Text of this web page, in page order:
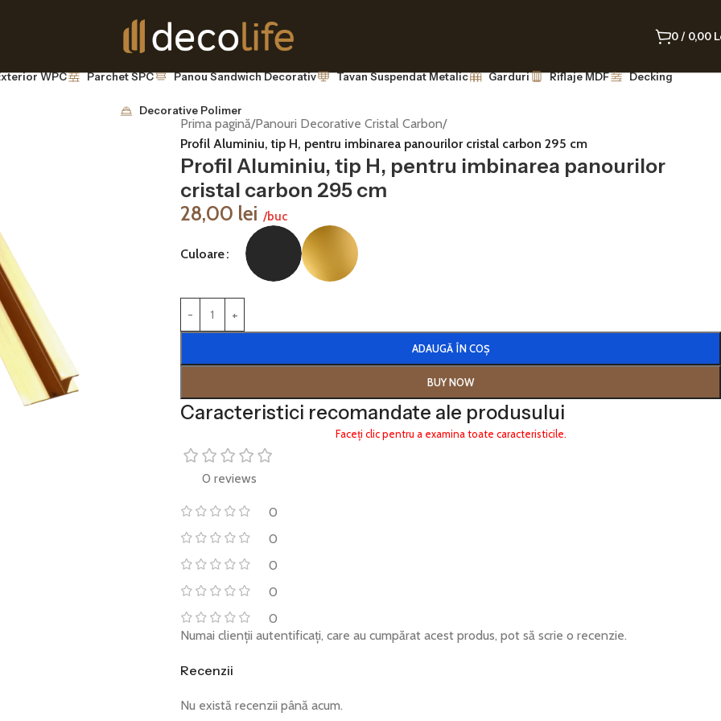
0 / 0,00
WPC Parchet SPC Panou Sandwich Decorativ Tavan Suspendat Metalic Garduri Riflaje MDF Decking
Decorative Polimer
Prima pagină/Panouri Decorative Cristal Carbon/
Profil Aluminiu, tip H, pentru imbinarea panourilor cristal carbon 295 cm
Profil Aluminiu, tip H, pentru imbinarea panourilor
cristal carbon 295 cm
28,00 lei /buc
Culoare
ADAUGĂ ÎN COȘ
BUY NOW
Caracteristici recomandate ale produsului
Faceți clic pentru a examina toate caracteristicile.
0 reviews
0
0
0
0
0
Recenzii
Nu există recenzii până acum.
Numai clienții autentificați, care au cumpărat acest produs, pot să scrie o recenzie.